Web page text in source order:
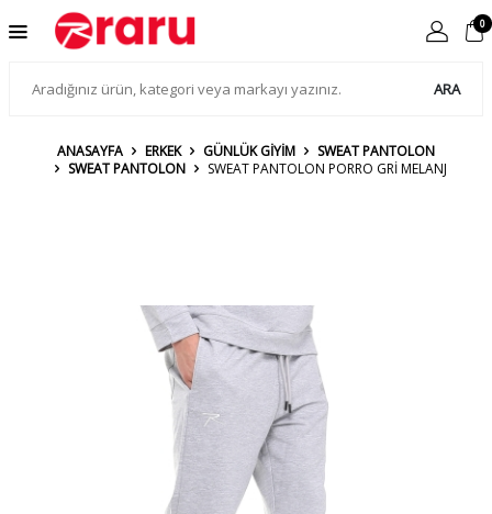
ARA
0
ANASAYFA ERKEK GÜNLÜK GİYİM
SWEAT PANTOLON
SWEAT PANTOLON
SWEAT PANTOLON PORRO GRİ MELANJ